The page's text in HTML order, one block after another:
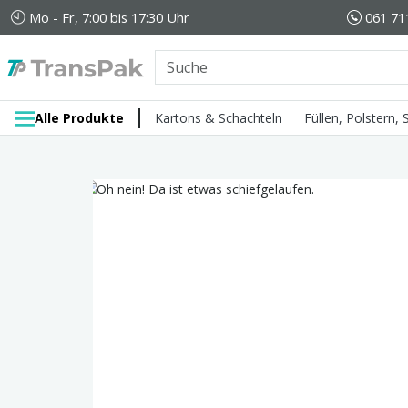
Mo - Fr, 7:00 bis 17:30 Uhr 061
Alle Produkte Kartons & Schachteln Füllen, Polstern,